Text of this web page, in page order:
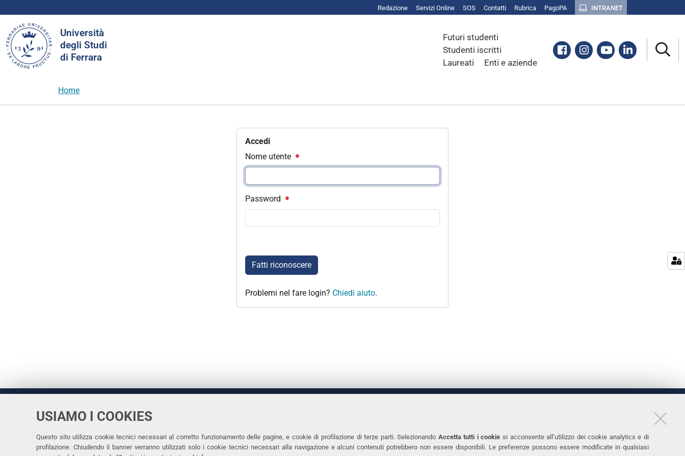
USIAMO I COOKIES
Questo sito utilizza cookie tecnici necessari al corretto funzionamento delle pagine, e cookie di profilazione di terze parti. Selezionando Accetta tutti i cookie si acconsente all’utilizzo dei cookie analytics e di
profilazione. Chiudendo il banner verranno utilizzati solo i cookie tecnici necessari alla navigazione e alcuni contenuti potrebbero non essere disponibili. Le preferenze possono essere modificate in qualsiasi
Redazione Servizi Online SOS Contatti Rubrica PagoPA INTRANET
Università
degli Studi
di Ferrara
Futuri studenti
Studenti iscritti
Laureati
Enti e aziende
Facebook
Instagram
YoutubeLinkedin
nel
sito
Home
Accedi
Nome utente
Password
Fatti riconoscere
Problemi nel fare login? Chiedi aiuto.
Università
di Ferrara
Rettrice: Prof.ssa Laura Ramaciotti
via Ludovico Ariosto, 35 - 44121 Ferrara
Tel. +39 0532 293111
Fax. +39 0532 293031
Accessibilità
Protezione dati personali